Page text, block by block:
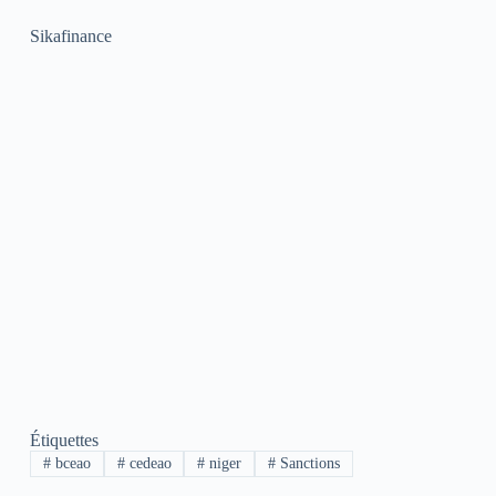
Sikafinance
Étiquettes
#bceao #cedeao # niger # Sanctions